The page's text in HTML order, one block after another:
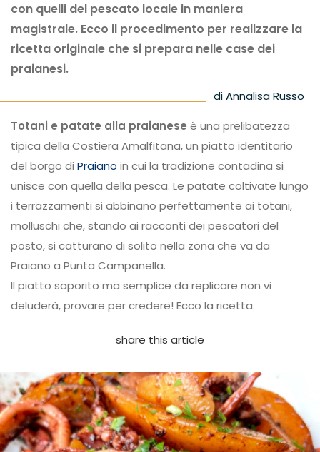
con quelli del pescato locale in maniera
magistrale. Ecco il procedimento per realizzare la
ricetta originale che si prepara nelle case dei
praianesi.
di Annalisa Russo
Totani e patate alla praianese è una prelibatezza
tipica della Costiera Amalfitana, un piatto identitario
del borgo di Praiano in cui la tradizione contadina si
unisce con quella della pesca. Le patate coltivate lungo
i terrazzamenti si abbinano perfettamente ai totani,
molluschi che, stando ai racconti dei pescatori del
posto, si catturano di solito nella zona che va da
Praiano a Punta Campanella.
Il piatto saporito ma semplice da replicare non vi
deluderà, provare per credere! Ecco la ricetta.
share this article